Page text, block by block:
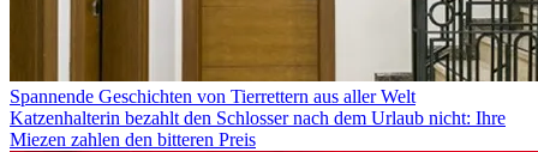
Spannende Geschichten von Tierrettern aus aller Welt
Katzenhalterin bezahlt den Schlosser nach dem Urlaub nicht: Ihre
Miezen zahlen den bitteren Preis